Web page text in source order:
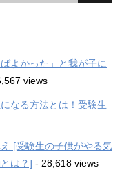
よかった」と我が子に
views
なる方法とは！受験生
[受験生の子供がやる気
は？] - 28,618 views